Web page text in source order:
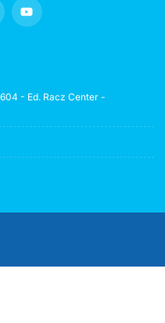
- Ed. Racz Center -